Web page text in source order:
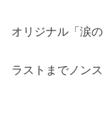
オリジナル「涙
ラストまでノンス